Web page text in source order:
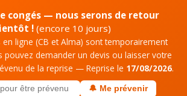
congés — nous serons de retour
!(encore 10 jours)
ligne (CB et Alma) sont temporairement
pouvez demander un devis ou laisser votre
de la reprise — Reprise le 17/08/2026.
🔔 Me prévenir